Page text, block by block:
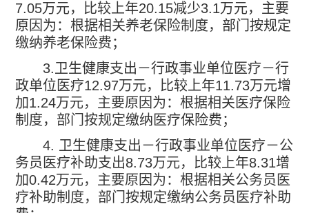
7.05万元，比较上年20.15减少3.1万元，主要
原因为：根据相关养老保险制度，部门按规定
缴纳养老保险费；
3.卫生健康支出－行政事业单位医疗－行
政单位医疗12.97万元，比较上年11.73万元增
加1.24万元，主要原因为：根据相关医疗保险
制度，部门按规定缴纳医疗保险费；
4. 卫生健康支出－行政事业单位医疗－公
务员医疗补助支出8.73万元，比较上年8.31增
加0.42万元，主要原因为：根据相关公务员医
疗补助制度，部门按规定缴纳公务员医疗补助